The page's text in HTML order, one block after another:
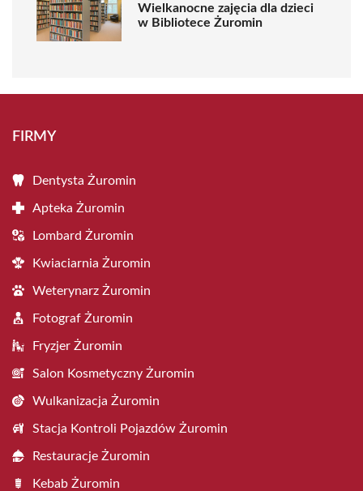
Wielkanocne zajęcia dla dzieci
w Bibliotece Żuromin
FIRMY
Dentysta Żuromin
Apteka Żuromin
Lombard Żuromin
Kwiaciarnia Żuromin
Weterynarz Żuromin
Fotograf Żuromin
Fryzjer Żuromin
Salon Kosmetyczny Żuromin
Wulkanizacja Żuromin
Stacja Kontroli Pojazdów Żuromin
Restauracje Żuromin
Kebab Żuromin